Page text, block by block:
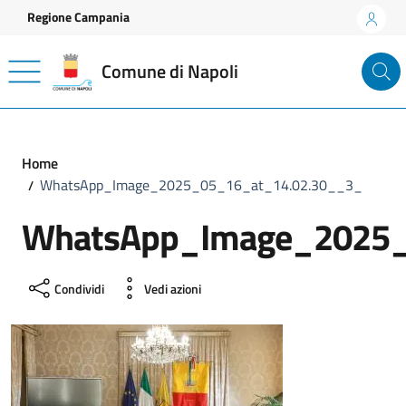
Vai ai contenuti
Vai al footer
Regione Campania
Comune di Napoli
Home
WhatsApp_Image_2025_05_16_at_14.02.30__3_
Condividi Vedi azioni